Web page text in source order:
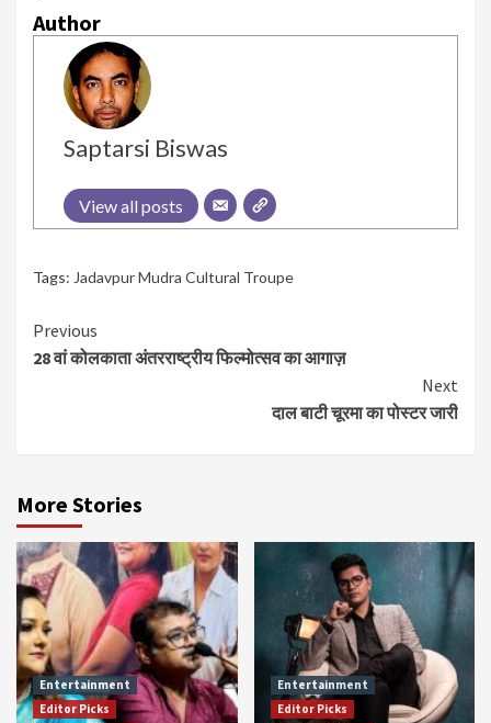
Author
Saptarsi Biswas
View all posts
Tags: Jadavpur Mudra Cultural Troupe
Continue
Reading
Previous
28 वां कोलकाता अंतरराष्ट्रीय फिल्मोत्सव का आगाज़
Next
दाल बाटी चूरमा का पोस्टर जारी
More Stories
Entertainment
Editor Picks
Entertainment
Editor Picks